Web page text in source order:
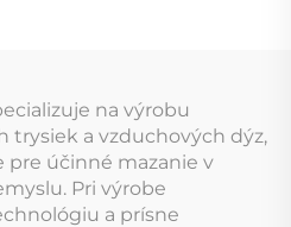
na výrobu
trysiek a vzduchových dýz,
pre účinné mazanie v
Pri výrobe
a prísne